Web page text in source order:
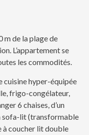
m de la plage de
L’appartement se
les commodités.
cuisine hyper-équipée
frigo-congélateur,
6 chaises, d’un
sofa-lit (transformable
à coucher lit double